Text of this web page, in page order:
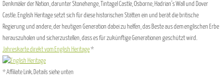
Denkmäler der Nation, darunter Stonehenge, Tintagel Castle, Osborne, Hadrian’s Wall und Dover
Castle. English Heritage setzt sich für diese historischen Stätten ein und berät die britische
Regierung und andere, der heutigen Generation dabei zu helfen, das Beste aus dem englischen Erbe
herauszuholen und sicherzustellen, dass es für zukünftige Generationen geschützt wird.
Jahreskarte direkt vom English Heritage*
* Affiliate Link, Details siehe unten